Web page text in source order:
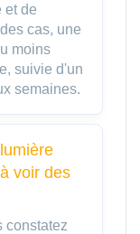
et de
cas, une
moins
suivie d'un
semaines.
voir des
constatez